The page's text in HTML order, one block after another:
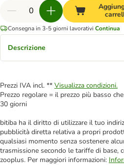
Consegna in 3-5 giorni lavorativi Continua
Descrizione
Prezzi IVA incl. ** Visualizza condizioni.
Prezzo regolare = il prezzo più basso
30 giorni
bitiba ha il diritto di utilizzare il tuo
pubblicità diretta relativa a propri
qualsiasi momento senza sostenere
trasmissione secondo le tariffe di base,
zooplus. Per maggiori informazioni: